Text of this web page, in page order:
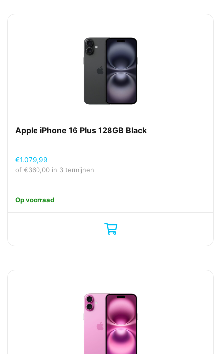
Apple iPhone 16 Plus 128GB Black
€1.079,99
of €360,00 in 3 termijnen
Op voorraad